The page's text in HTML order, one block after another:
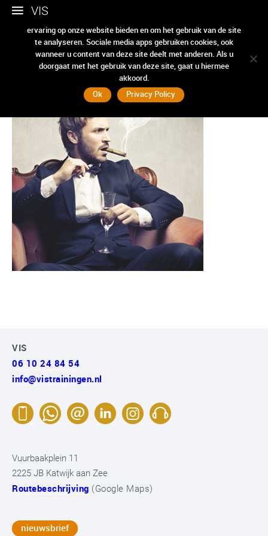
VIS
bosses around
VIS
06 10 24 84 54
info@vistrainingen.nl
Vuurbaakplein 11
2225 JB Katwijk aan Zee
Routebeschrijving (Google Maps)
nieuwsbrief
Wij gebruiken cookies om ervoor te zorgen dat we u de beste
ervaring op onze website bieden en om het gebruik van de site
te analyseren. Sociale media apps gebruiken cookies, ook
wanneer u content van deze site deelt met anderen. Als u
doorgaat met het gebruik van deze site, gaat u hiermee
akkoord.
Ok
Privacy Policy